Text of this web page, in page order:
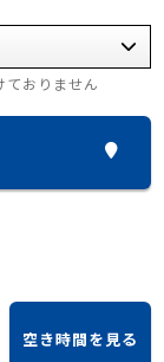
おりません
空き時間を見る